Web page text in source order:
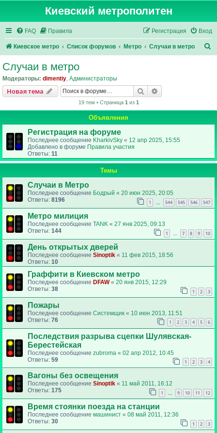
Киевский метрополитен
FAQ Правила Вход
Регистрация
Киевское метро Список форумов Метро Случаи в метро
Случаи в метро
Модераторы: dimentiy, Администраторы
Новая тема Поиск
19 тем • Страница 1из 1
Объявления
Регистрация на форуме
Последнее сообщение KharkivSky « 12 апр 2025, 15:55
Добавлено в форуме Правила участия
Ответы: 11
Темы
Случаи в Метро
Последнее сообщение Бодрый « 20 июн 2025, 20:05
Ответы: 8196 1 … 544 545 546 547
Метро милиция
Последнее сообщение TANK « 27 янв 2025, 09:13
Ответы: 144 1 … 7 8 9 10
День открытых дверей
Последнее сообщение Sinoptik « 11 фев 2015, 18:56
Ответы: 10
Граффити в Киевском метро
Последнее сообщение DFAW« 20 янв 2015, 12:29
Ответы: 38 1 2 3
Пожары
Последнее сообщение Системщик « 10 июн 2013, 11:51
Ответы: 76 1 2 3 4 5 6
Последствия разрыва сцепки Шулявская-
Берестейская
Последнее сообщение zubroma « 02 апр 2012, 10:45
Ответы: 59 1 2 3 4
Вагоны без освещения
Последнее сообщение Sinoptik « 11 май 2011, 16:12
Ответы: 175 1 … 9 10 11 12
Время стоянки поезда на станции
Последнее сообщение машинист « 08 май 2011, 12:36
Ответы: 30 1 2 3